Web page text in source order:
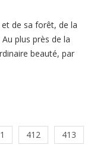
de sa forêt, de la
plus près de la
beauté, par
412
413